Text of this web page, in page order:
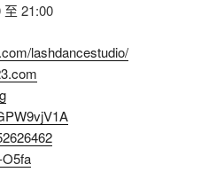
21:00
lashdancestudio/